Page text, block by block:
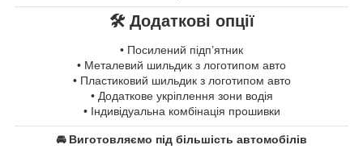
🛠 Додаткові опції
• Посилений підп’ятник
• Металевий шильдик з логотипом авто
• Пластиковий шильдик з логотипом авто
• Додаткове укріплення зони водія
• Індивідуальна комбінація прошивки
🚘 Виготовляємо під більшість автомобілів